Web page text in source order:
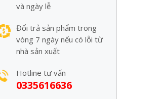
và ngày lễ
Đổi trả sản phẩm trong
vòng 7 ngày nếu có lỗi từ
nhà sản xuất
Hotline tư vấn
0335616636